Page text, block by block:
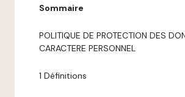
Sommaire
POLITIQUE DE PROTECTION DES
CARACTERE PERSONNEL
1 Définitions